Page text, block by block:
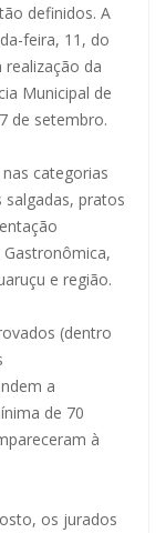
definidos. A
feira, 11, do
realização da
Municipal de
de setembro.
categorias
pratos
e região.
(dentro
a
de 70
à
os jurados